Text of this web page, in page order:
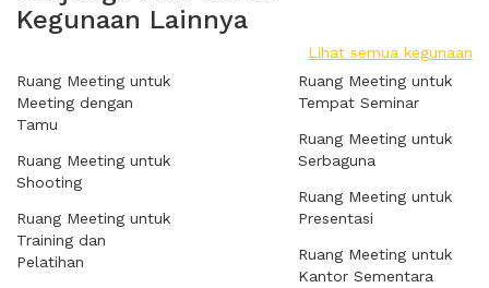
Kegunaan Lainnya
Lihat semua kegunaan
Ruang Meeting untuk
Meeting dengan
Tamu
Ruang Meeting untuk
Shooting
Ruang Meeting untuk
Training dan
Pelatihan
Ruang Meeting untuk
Tempat Seminar
Ruang Meeting untuk
Serbaguna
Ruang Meeting untuk
Presentasi
Ruang Meeting untuk
Kantor Sementara